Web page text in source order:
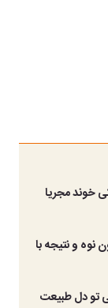
خوند مجریا
نوه و نتیجه با
تو دل طبیعت